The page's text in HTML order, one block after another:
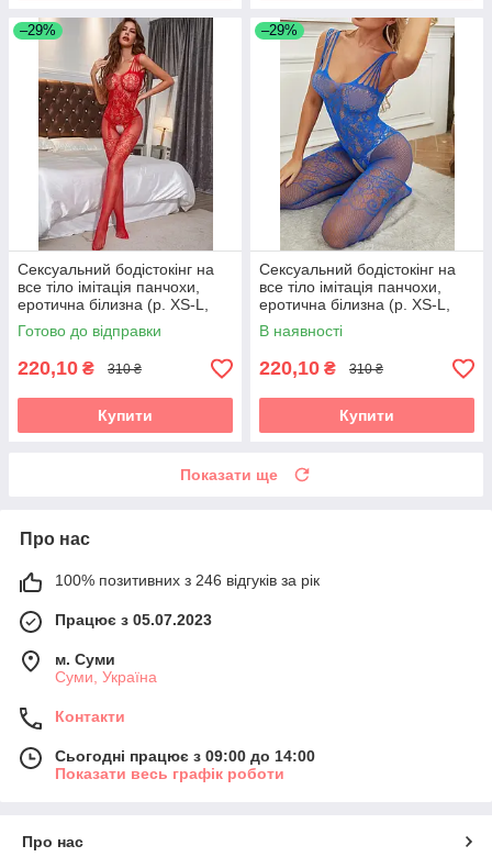
–29%
Сексуальний бодістокінг на
все тіло імітація панчохи,
еротична білизна (р. XS-L,
червоний)
Готово до відправки
220,10 ₴ 310 ₴
Купити
–29%
Сексуальний бодістокінг на
все тіло імітація панчохи,
еротична білизна (р. XS-L,
синій)
В наявності
220,10 ₴ 310 ₴
Купити
Показати ще
Про нас
100% позитивних з 246 відгуків за рік
Працює з 05.07.2023
м. Суми
Суми, Україна
Контакти
Сьогодні працює з 09:00 до 14:00
Показати весь графік роботи
Про нас